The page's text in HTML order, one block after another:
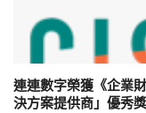
連連數字榮獲《企業
決方案提供商」優秀